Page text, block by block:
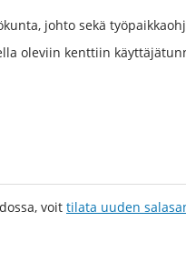
johto sekä
oleviin kenttiin
voit tilata uuden